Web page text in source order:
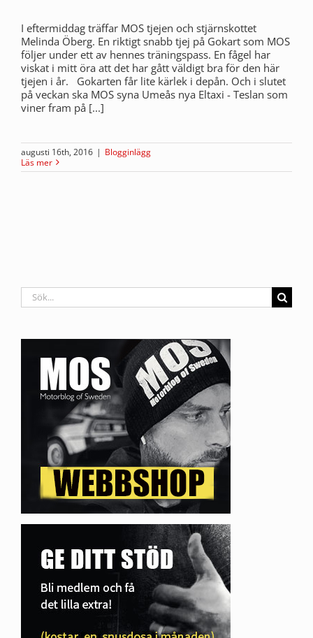
I eftermiddag träffar MOS tjejen och stjärnskottet
Melinda Öberg. En riktigt snabb tjej på Gokart som MOS
följer under ett av hennes träningspass. En fågel har
viskat i mitt öra att det har gått väldigt bra för den här
tjejen i år. Gokarten får lite kärlek i depån. Och i slutet
på veckan ska MOS syna Umeås nya Eltaxi - Teslan som
viner fram på [...]
augusti 16th, 2016 | Blogginlägg
Läs mer
Sök
efter: